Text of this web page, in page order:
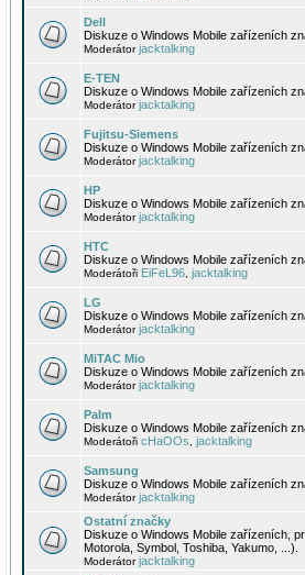
Dell
Diskuze o Windows Mobile zařízeních
Moderátorjacktalking
E-TEN
Diskuze o Windows Mobile zařízeních
Moderátorjacktalking
Fujitsu-Siemens
Diskuze o Windows Mobile zařízeních
Moderátorjacktalking
HP
Diskuze o Windows Mobile zařízeních
Moderátorjacktalking
HTC
Diskuze o Windows Mobile zařízeních
Moderátoři EiFeL96 jacktalking
LG
Diskuze o Windows Mobile zařízeních
Moderátorjacktalking
MiTAC Mio
Diskuze o Windows Mobile zařízeních
Moderátorjacktalking
Palm
Diskuze o Windows Mobile zařízeních
Moderátoři cHaOOs jacktalking
Samsung
Diskuze o Windows Mobile zařízeních
Moderátorjacktalking
Ostatní značky
Diskuze o Windows Mobile zařízeních,
Motorola, Symbol, Toshiba, Yakumo, ...).
Moderátorjacktalking